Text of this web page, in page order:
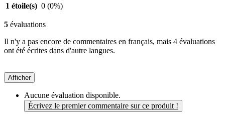
1 étoile(s) 0 (0%)
5 évaluations
Il n'y a pas encore de commentaires en français, mais 4 évaluations
ont été écrites dans d'autre langues.
Afficher
Aucune évaluation disponible.
Écrivez le premier commentaire sur ce produit !